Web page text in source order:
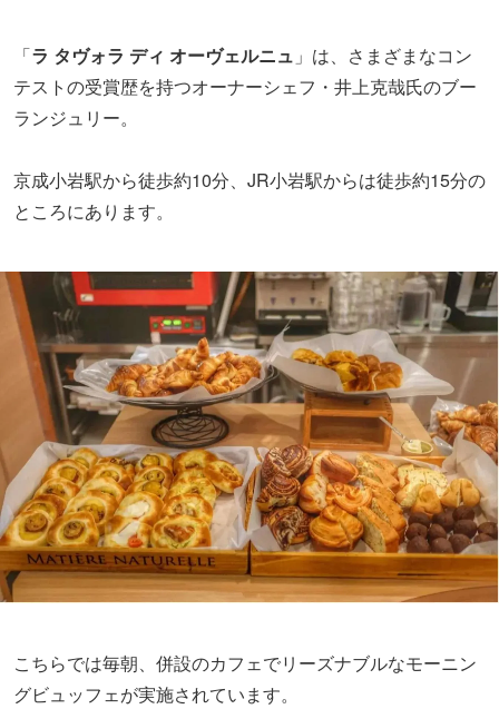
「ラ タヴォラ ディ オーヴェルニュ 」は、さまざまなコン
テストの受賞歴を持つオーナーシェフ・井上克哉氏のブー
ランジュリー。
京成小岩駅から徒歩約10分、JR小岩駅からは徒歩約15分の
ところにあります。
こちらでは毎朝、併設のカフェでリーズナブルなモーニン
グビュッフェが実施されています。